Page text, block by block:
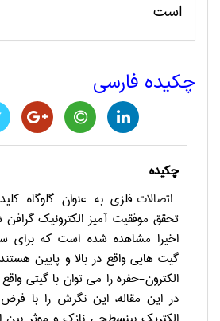
است
چکیده فارسی
چکیده
اتصالاتفلزی به عنوان گلوگاه
تحقق موفقیت آمیز الکترونیک
اخیرا مشاهده شده است که برای
گیت هایی واقع در بالا و پایین
الکترون-حفره را می توان با گیتی
در این مقاله، این نگرش را با